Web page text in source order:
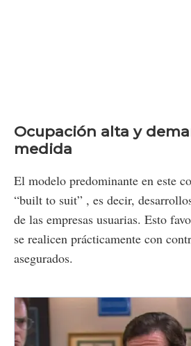
Ocupación alta y
medida
El modelo predominante en este
“built to suit” , es decir,
de las empresas usuarias. Esto
se realicen prácticamente con
asegurados.